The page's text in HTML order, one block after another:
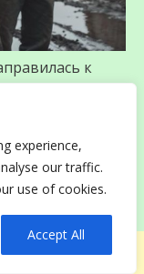
experience,
our traffic.
use of cookies.
Accept All
к
от неё
неожиданно
дома.